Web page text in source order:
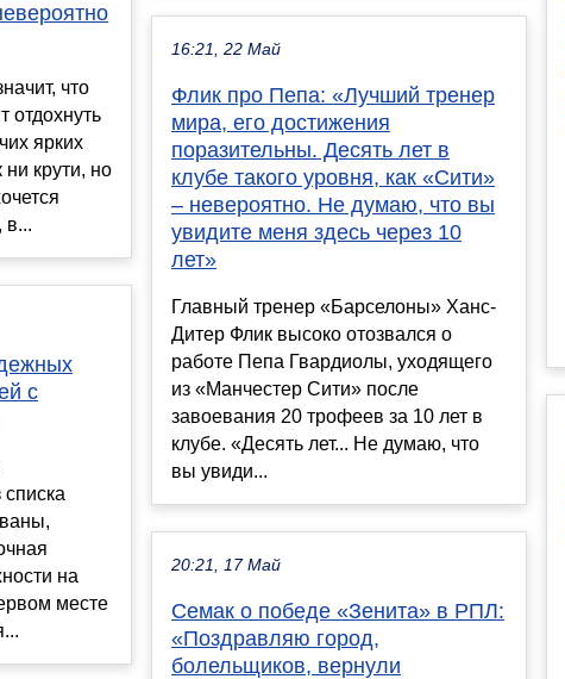
что
отдохнуть
ярких
ни крути, но
в...
с
на
месте
16:21, 22 Май
Флик про Пепа: «Лучший тренер
мира, его достижения
поразительны. Десять лет в
клубе такого уровня, как «Сити»
– невероятно. Не думаю, что вы
увидите меня здесь через 10
лет»
Главный тренер «Барселоны» Ханс-
Дитер Флик высоко отозвался о
работе Пепа Гвардиолы, уходящего
из «Манчестер Сити» после
завоевания 20 трофеев за 10 лет в
клубе. «Десять лет... Не думаю, что
вы увиди...
20:21, 17 Май
Семак о победе «Зенита» в РПЛ:
«Поздравляю город,
болельщиков, вернули